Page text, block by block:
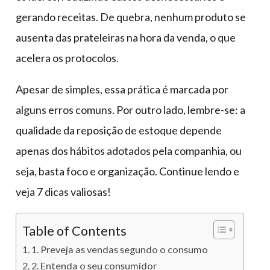
gerando receitas. De quebra, nenhum produto se
ausenta das prateleiras na hora da venda, o que
acelera os protocolos.
Apesar de simples, essa prática é marcada por
alguns erros comuns. Por outro lado, lembre-se: a
qualidade da reposição de estoque depende
apenas dos hábitos adotados pela companhia, ou
seja, basta foco e organização. Continue lendo e
veja 7 dicas valiosas!
Table of Contents
1. Preveja as vendas segundo o consumo
2. Entenda o seu consumidor